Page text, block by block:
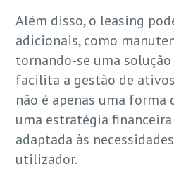
Além disso, o leasing
adicionais, como
tornando-se uma
facilita a gestão de
não é apenas uma forma
uma estratégia
adaptada às
utilizador.